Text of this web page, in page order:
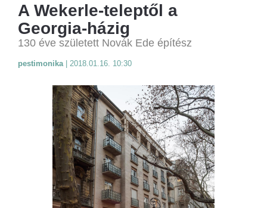
A Wekerle-teleptől a
Georgia-házig
130 éve született Novák Ede építész
pestimonika 2018.01.16. 10:30